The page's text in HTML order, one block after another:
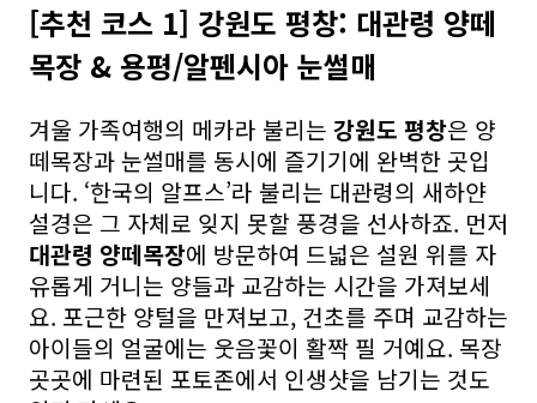
[추천 코스 1] 강원도 평창: 대관령 양떼
목장 & 용평/알펜시아 눈썰매
겨울 가족여행의 메카라 불리는 강원도 평창은 양
떼목장과 눈썰매를 동시에 즐기기에 완벽한 곳입
니다. ‘한국의 알프스’라 불리는 대관령의 새하얀
설경은 그 자체로 잊지 못할 풍경을 선사하죠. 먼저
대관령 양떼목장에 방문하여 드넓은 설원 위를 자
유롭게 거니는 양들과 교감하는 시간을 가져보세
요. 포근한 양털을 만져보고, 건초를 주며 교감하는
아이들의 얼굴에는 웃음꽃이 활짝 필 거예요. 목장
곳곳에 마련된 포토존에서 인생샷을 남기는 것도